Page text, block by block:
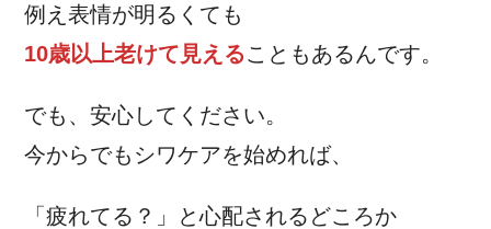
例え表情が明るくても
10歳以上老けて見えることもあるんです。
でも、安心してください。
今からでもシワケアを始めれば、
「疲れてる？」と心配されるどころか